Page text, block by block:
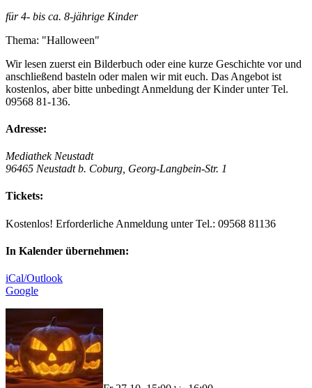
für 4- bis ca. 8-jährige Kinder
Thema: "Halloween"
Wir lesen zuerst ein Bilderbuch oder eine kurze Geschichte vor und
anschließend basteln oder malen wir mit euch. Das Angebot ist
kostenlos, aber bitte unbedingt Anmeldung der Kinder unter Tel.
09568 81-136.
Adresse:
Mediathek Neustadt
96465 Neustadt b. Coburg, Georg-Langbein-Str. 1
Tickets:
Kostenlos! Erforderliche Anmeldung unter Tel.: 09568 81136
In Kalender übernehmen:
iCal/Outlook
Google